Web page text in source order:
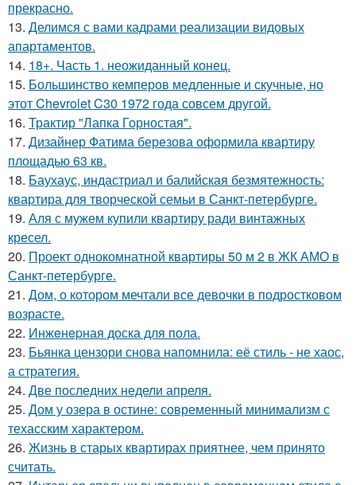
прекрасно.
13. Делимся с вами кадрами реализации видовых
апартаментов.
14. 18+. Часть 1. неожиданный конец.
15. Большинство кемперов медленные и скучные, но
этот Chevrolet C30 1972 года совсем другой.
16. Трактир "Лапка Горностая".
17. Дизайнер Фатима березова оформила квартиру
площадью 63 кв.
18. Баухаус, индастриал и балийская безмятежность:
квартира для творческой семьи в Санкт-петербурге.
19. Аля с мужем купили квартиру ради винтажных
кресел.
20. Проект однокомнатной квартиры 50 м 2 в ЖК АМО в
Санкт-петербурге.
21. Дом, о котором мечтали все девочки в подростковом
возрасте.
22. Инжeнepная доска для пола.
23. Бьянка цензори снова напомнила: её стиль - не хаос,
а стратегия.
24. Две последних недели апреля.
25. Дом у озера в остине: современный минимализм с
техасским характером.
26. Жизнь в старых квартирах приятнее, чем принято
считать.